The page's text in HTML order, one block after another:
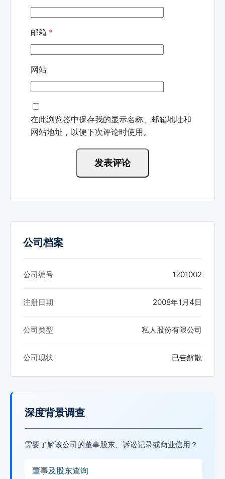
邮箱 *
网站
在此浏览器中保存我的显示名称、邮箱地址和
网站地址，以便下次评论时使用。
公司档案
公司编号 1201002
注册日期 2008年1月4日
公司类型 私人股份有限公司
公司现状 已告解散
深度背景调查
需要了解该公司的董事股东、诉讼记录或商业信用？
董事及股东查询